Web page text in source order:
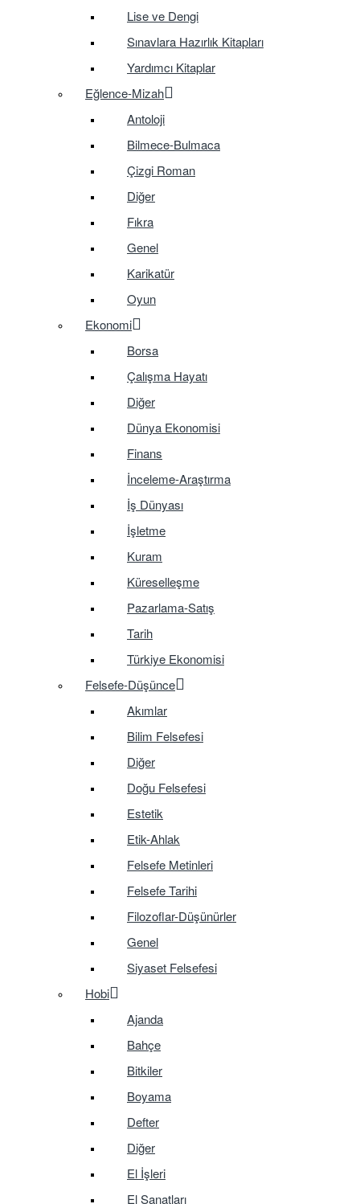
Lise ve Dengi
Sınavlara Hazırlık Kitapları
Yardımcı Kitaplar
Eğlence-Mizah
Antoloji
Bilmece-Bulmaca
Çizgi Roman
Diğer
Fıkra
Genel
Karikatür
Oyun
Ekonomi
Borsa
Çalışma Hayatı
Diğer
Dünya Ekonomisi
Finans
İnceleme-Araştırma
İş Dünyası
İşletme
Kuram
Küreselleşme
Pazarlama-Satış
Tarih
Türkiye Ekonomisi
Felsefe-Düşünce
Akımlar
Bilim Felsefesi
Diğer
Doğu Felsefesi
Estetik
Etik-Ahlak
Felsefe Metinleri
Felsefe Tarihi
Filozoflar-Düşünürler
Genel
Siyaset Felsefesi
Hobi
Ajanda
Bahçe
Bitkiler
Boyama
Defter
Diğer
El İşleri
El Sanatları